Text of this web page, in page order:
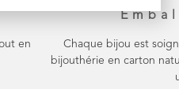
en
Chaque bijou est
bijouthérie en carton